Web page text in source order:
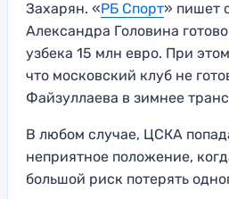
Захарян. «РБ Спорт» пишет
Александра Головина
узбека 15 млн евро. При
что московский клуб не
Файзуллаева в зимнее
В любом случае, ЦСКА
неприятное положение,
большой риск потерять